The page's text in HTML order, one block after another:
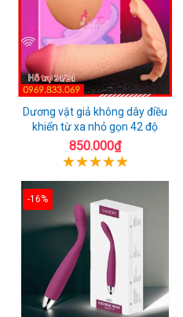
Dương vật giả không dây điều
khiển từ xa nhỏ gọn 42 độ
850.000₫
-16%